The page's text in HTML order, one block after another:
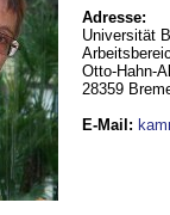
Adresse:
Universität
Otto-Hahn-
28359
E-Mail :